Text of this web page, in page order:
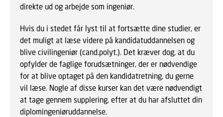
direkte ud og arbejde som ingeniør.
Hvis du i stedet får lyst til at fortsætte dine studier, er
det muligt at læse videre på kandidatuddannelsen og
blive civilingeniør (cand.polyt.). Det kræver dog, at du
opfylder de faglige forudsætninger, der er nødvendige
for at blive optaget på den kandidatretning, du gerne
vil læse. Nogle af disse kurser kan det være nødvendigt
at tage gennem supplering, efter at du har afsluttet din
diplomingeniøruddannelse.